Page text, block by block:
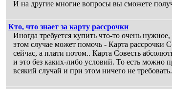
И на другие многие вопросы вы сможете
Кто, что знает за карту рассрочки
Иногда требуется купить что-то очень
этом случае может помочь - Карта рассрочки
сейчас, а плати потом.. Карта Совесть
и это без каких-либо условий. То есть можно
всякий случай и при этом ничего не требовать.